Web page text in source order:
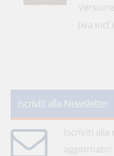
(iva incl.)
Iscriviti alla Newsletter
Iscriviti
aggiornato!